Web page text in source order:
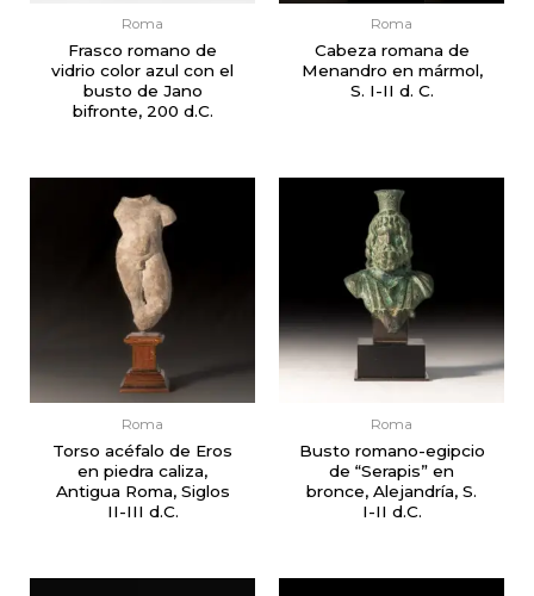
Roma
Frasco romano de
vidrio color azul con el
busto de Jano
bifronte, 200 d.C.
Roma
Cabeza romana de
Menandro en mármol,
S. I-II d. C.
Roma
Torso acéfalo de Eros
en piedra caliza,
Antigua Roma, Siglos
II-III d.C.
Roma
Busto romano-egipcio
de “Serapis” en
bronce, Alejandría, S.
I-II d.C.